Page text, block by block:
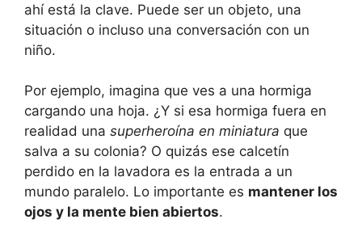
‍ahí está la⁢ clave.⁢ Puede ser un objeto, una
situación o incluso una conversación‌ con‌ un
niño.
Por​ ejemplo,​ imagina que ves a ‍una hormiga
cargando una⁤ hoja. ¿Y si esa hormiga ⁢fuera en
realidad una superheroína en miniatura que⁣
salva ​a‍ su colonia? O quizás ese⁢ calcetín
perdido en la lavadora es la entrada⁢ a un
mundo paralelo. Lo importante es mantener los⁢
ojos y la ⁢mente bien abiertos.